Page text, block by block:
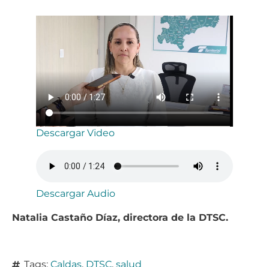
Descargar Video
Descargar Audio
Natalia Castaño Díaz, directora de la DTSC.
Tags: Caldas, DTSC, salud